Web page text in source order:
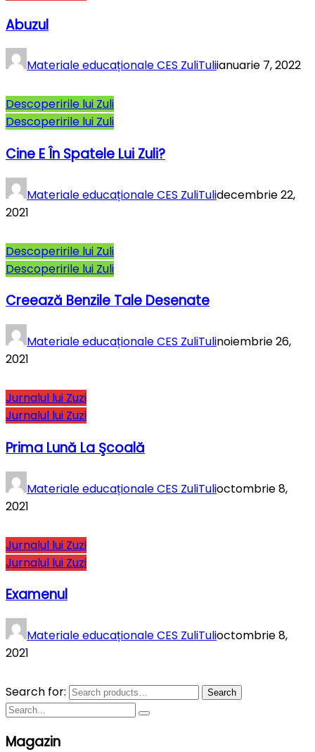
Abuzul
Materiale educaționale CES ZuliTuliianuarie 7, 2022
Descoperirile lui Zuli
Descoperirile lui Zuli
Cine E În Spatele Lui Zuli?
Materiale educaționale CES ZuliTulidecembrie 22,
2021
Descoperirile lui Zuli
Descoperirile lui Zuli
Creează Benzile Tale Desenate
Materiale educaționale CES ZuliTulinoiembrie 26,
2021
Jurnalul lui Zuzi
Jurnalul lui Zuzi
Prima Lună La Şcoală
Materiale educaționale CES ZuliTulioctombrie 8,
2021
Jurnalul lui Zuzi
Jurnalul lui Zuzi
Examenul
Materiale educaționale CES ZuliTulioctombrie 8,
2021
Search for: Search
Magazin